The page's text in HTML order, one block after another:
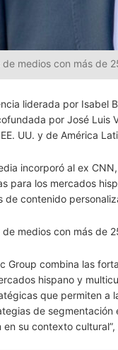
de medios con más de
liderada por Isabel
por José
UU. y de América
incorporó al ex
para los mercados
de contenido
medios con más de
Group combina las
hispano y
que permiten a
de
su contexto